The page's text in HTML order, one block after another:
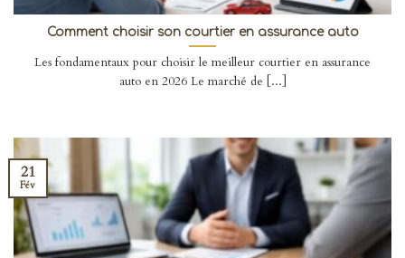
Comment choisir son courtier en assurance auto
Les fondamentaux pour choisir le meilleur courtier en assurance
auto en 2026 Le marché de [...]
21
Fév